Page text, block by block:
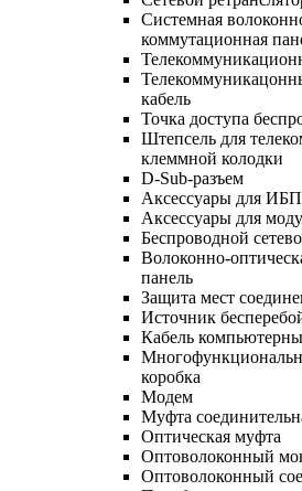
Системная
коммутационная
кабель
Точка доступа
Штепсель для
клеммной колодки
D-Sub-разъем
Аксессуары для ИБП
Аксессуары для
Беспроводной
Волоконно-
панель
Защита мест
Источник
Кабель
коробка
Модем
Муфта
Оптическая муфта
Оптоволоконный
Оптоволоконный